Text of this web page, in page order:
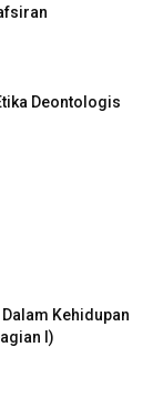
Deontologis
Kehidupan
I)